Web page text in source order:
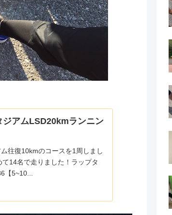
アムLSD20kmランニン
往復10kmのコースを1周しまし
14名で走りました！ラップタ
5~10...